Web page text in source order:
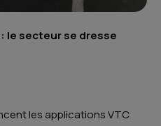
le secteur se dresse
les applications VTC